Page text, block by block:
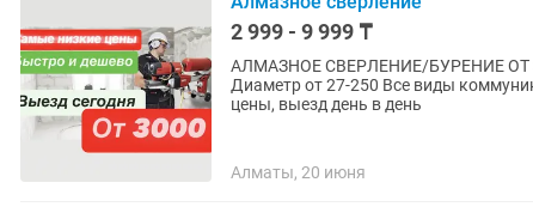
2 999 - 9 999 ₸
АЛМАЗНОЕ СВЕРЛЕНИЕ/БУРЕНИЕ ОТ
Диаметр от 27-250 Все виды коммуникаций Бетон/кирпич/железо/железобетон
цены, выезд день в день
Алматы, 20 июня